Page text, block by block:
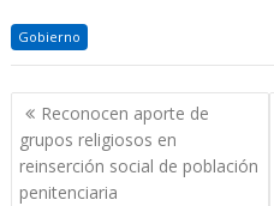
Gobierno
Navegación
de
entradas
Reconocen aporte de
grupos religiosos en
reinserción social de población
penitenciaria